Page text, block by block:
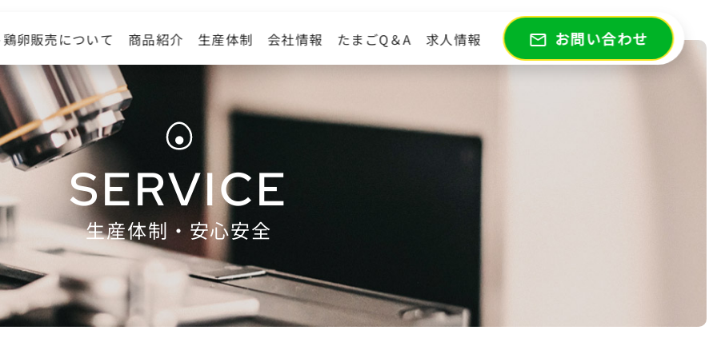
卵販売について 商品紹介 生産体制 会社情報 たまごQ＆A 求人情報 mail_outline お問い合わせ
SERVICE
生産体制・安心安全